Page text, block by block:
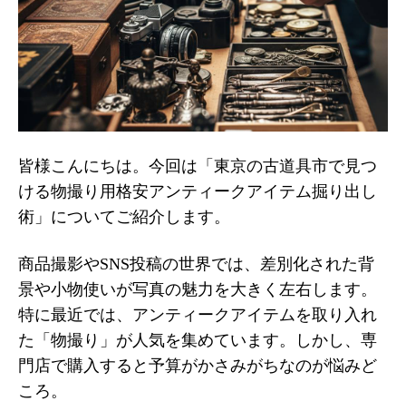
皆様こんにちは。今回は「東京の古道具市で見つ
ける物撮り用格安アンティークアイテム掘り出し
術」についてご紹介します。
商品撮影やSNS投稿の世界では、差別化された背
景や小物使いが写真の魅力を大きく左右します。
特に最近では、アンティークアイテムを取り入れ
た「物撮り」が人気を集めています。しかし、専
門店で購入すると予算がかさみがちなのが悩みど
ころ。